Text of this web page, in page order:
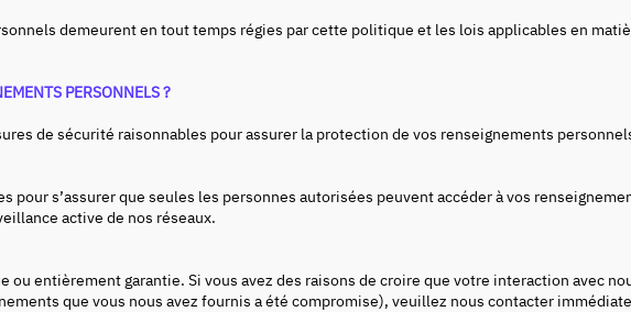
demeurent en tout temps régies par cette politique et les lois applicables en
PERSONNELS ?
de sécurité raisonnables pour assurer la protection de vos renseignements
pour s’assurer que seules les personnes autorisées peuvent accéder à vos
active de nos réseaux.
ou entièrement garantie. Si vous avez des raisons de croire que votre interaction avec
que vous nous avez fournis a été compromise), veuillez nous contacter